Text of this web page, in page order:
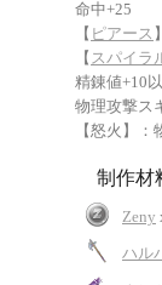
命中+25
【 ピアース
【 スパイラ
精錬値+10
物理攻撃ス
【怒火】
制作材
Zeny
ハル